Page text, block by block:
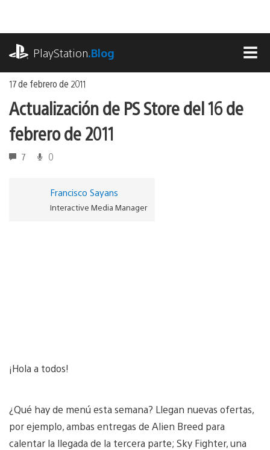
contenido
PlayStation.Blog
17 de febrero de 2011
Actualización de PS Store del 16 de
febrero de 2011
7 0
Francisco Sayans
Interactive Media Manager
¡Hola a todos!
¿Qué hay de menú esta semana? Llegan nuevas ofertas,
por ejemplo, ambas entregas de Alien Breed para
calentar la llegada de la tercera parte; Sky Fighter, una